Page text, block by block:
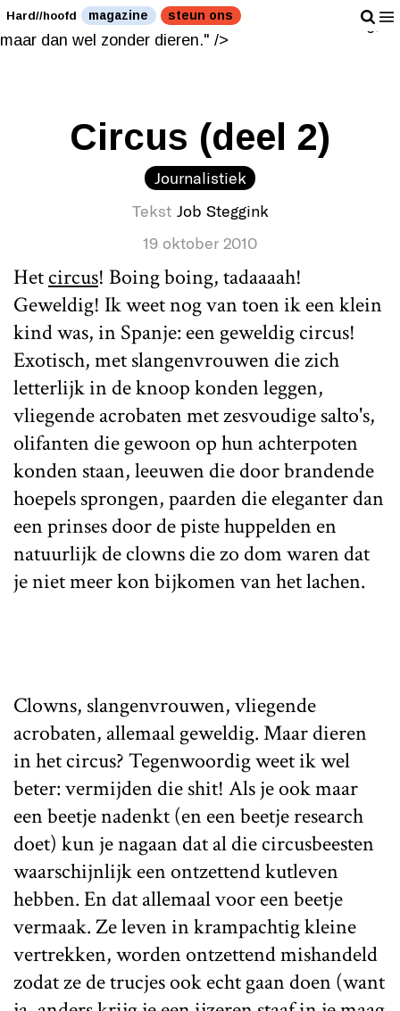
Job vindt circussen leuk en aardig, maar dan wel
zonder dieren." />Job vindt circussen leuk en aardig,
maar dan wel zonder dieren." />
Hard//hoofd magazine steun ons
Circus (deel 2)
Journalistiek
Tekst Job Steggink
19 oktober 2010
Hetcircus! Boing boing, tadaaaah!
Geweldig! Ik weet nog van toen ik een klein
kind was, in Spanje: een geweldig circus!
Exotisch, met slangenvrouwen die zich
letterlijk in de knoop konden leggen,
vliegende acrobaten met zesvoudige salto's,
olifanten die gewoon op hun achterpoten
konden staan, leeuwen die door brandende
hoepels sprongen, paarden die eleganter dan
een prinses door de piste huppelden en
natuurlijk de clowns die zo dom waren dat
je niet meer kon bijkomen van het lachen.
Clowns, slangenvrouwen, vliegende
acrobaten, allemaal geweldig. Maar dieren
in het circus? Tegenwoordig weet ik wel
beter: vermijden die shit! Als je ook maar
een beetje nadenkt (en een beetje research
doet) kun je nagaan dat al die circusbeesten
waarschijnlijk een ontzettend kutleven
hebben. En dat allemaal voor een beetje
vermaak. Ze leven in krampachtig kleine
vertrekken, worden ontzettend mishandeld
zodat ze de trucjes ook echt gaan doen (want